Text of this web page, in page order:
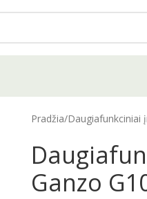
Pradžia/Daugiafunkciniai
Ganzo